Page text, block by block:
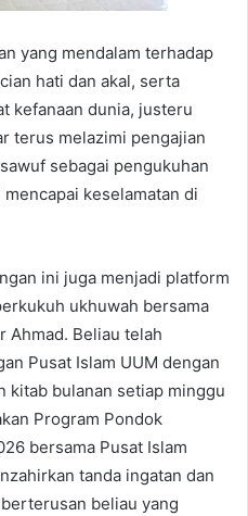
yang mendalam terhadap
hati dan akal, serta
kefanaan dunia, justeru
terus melazimi pengajian
sebagai pengukuhan
keselamatan di
ini juga menjadi platform
ukhuwah bersama
Ahmad. Beliau telah
Pusat Islam UUM dengan
kitab bulanan setiap minggu
Program Pondok
bersama Pusat Islam
tanda ingatan dan
beliau yang